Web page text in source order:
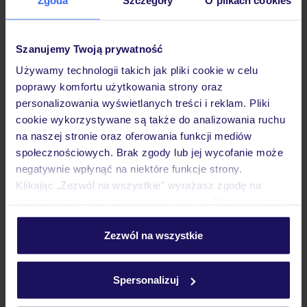
Szanujemy Twoją prywatność
Używamy technologii takich jak pliki cookie w celu
poprawy komfortu użytkowania strony oraz
personalizowania wyświetlanych treści i reklam. Pliki
cookie wykorzystywane są także do analizowania ruchu
na naszej stronie oraz oferowania funkcji mediów
społecznościowych. Brak zgody lub jej wycofanie może
negatywnie wpłynąć na niektóre funkcje strony.
Klikając „Zezwól na wszystkie” wyrażasz zgodę na
personalizować swój wybór wchodząc w zakładkę
Szczegółowe informacje o plikach cookie znajdziesz
Zezwól na wszystkie
Spersonalizuj
Pokoje
Wyżywienie
Atrakcje
Często zadawane pytania
Jak zmienić uczestników/osobę zgłaszającą?
Czy w Hotelu będzie przedstawiciel TUI?